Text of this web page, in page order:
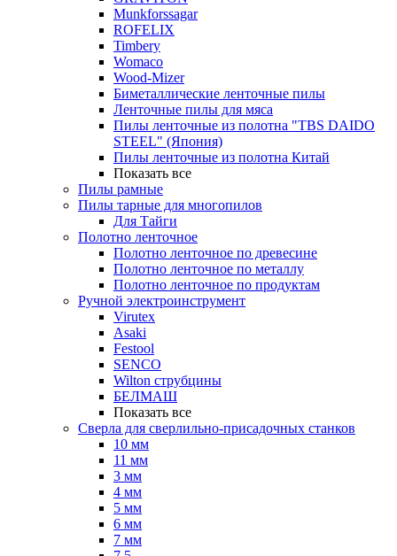
Munkforssagar
ROFELIX
Timbery
Womaco
Wood-Mizer
Биметаллические ленточные пилы
Ленточные пилы для мяса
Пилы ленточные из полотна "TBS DAIDO
STEEL" (Япония)
Пилы ленточные из полотна Китай
Показать все
Пилы рамные
Пилы тарные для многопилов
Для Тайги
Полотно ленточное
Полотно ленточное по древесине
Полотно ленточное по металлу
Полотно ленточное по продуктам
Ручной электроинструмент
Virutex
Asaki
Festool
SENCO
Wilton струбцины
БЕЛМАШ
Показать все
Сверла для сверлильно-присадочных станков
10 мм
11 мм
3 мм
4 мм
5 мм
6 мм
7 мм